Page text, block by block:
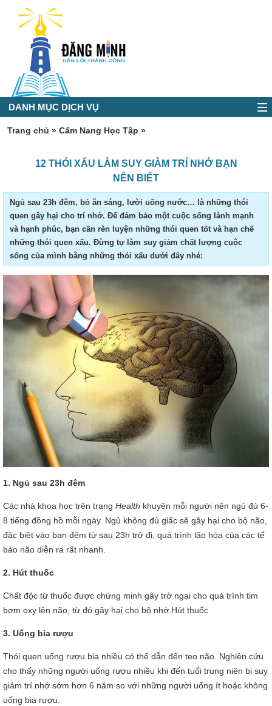
DANH MỤC DỊCH VỤ
Trang chủ » Cẩm Nang Học Tập »
12 THÓI XẤU LÀM SUY GIẢM TRÍ NHỚ BẠN
NÊN BIẾT
Ngủ sau 23h đêm, bỏ ăn sáng, lười uống nước… là những thói
quen gây hại cho trí nhớ. Để đảm bảo một cuộc sống lành mạnh
và hạnh phúc, bạn cần rèn luyện những thói quen tốt và hạn chế
những thói quen xấu. Đừng tự làm suy giảm chất lượng cuộc
sống của mình bằng những thói xấu dưới đây nhé:
1. Ngủ sau 23h đêm
Các nhà khoa học trên trang Health khuyên mỗi người nên ngủ đủ 6-
8 tiếng đồng hồ mỗi ngày. Ngủ không đủ giấc sẽ gây hại cho bộ não,
đặc biệt vào ban đêm từ sau 23h trở đi, quá trình lão hóa của các tế
bào não diễn ra rất nhanh.
2. Hút thuốc
Chất độc từ thuốc được chứng minh gây trở ngại cho quá trình tim
bơm oxy lên não, từ đó gây hại cho bộ nhớ.Hút thuốc
3. Uống bia rượu
Thói quen uống rượu bia nhiều có thể dẫn đến teo não. Nghiên cứu
cho thấy những người uống rượu nhiều khi đến tuổi trung niên bị suy
giảm trí nhớ sớm hơn 6 năm so với những người uống ít hoặc không
uống bia rượu.